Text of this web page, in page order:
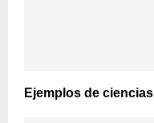
Ejemplos de ciencias